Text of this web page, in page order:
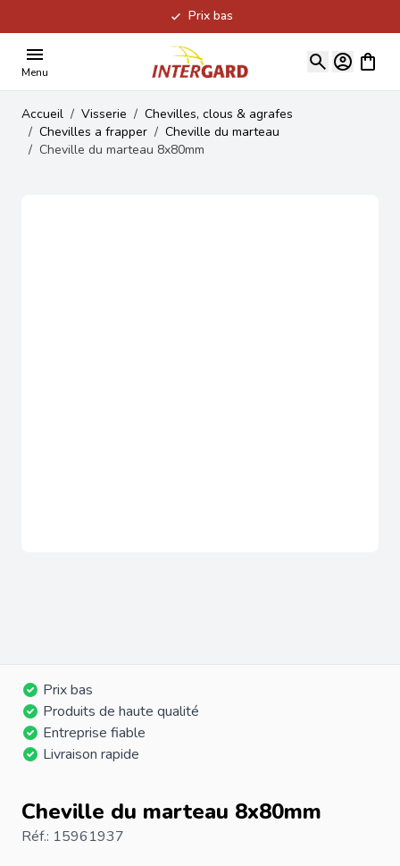
Prix bas
Menu
Voir
Accueil / Visserie / Chevilles, clous & agrafes
/ Chevilles a frapper / Cheville du marteau
/ Cheville du marteau 8x80mm
Prix bas
Produits de haute qualité
Entreprise fiable
Livraison rapide
Cheville du marteau 8x80mm
Réf.: 15961937